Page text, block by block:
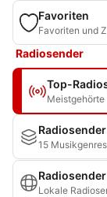
Favoriten
Favoriten und
Radiosender
Top-
Meistgehörte
15 Musikgenres
Lokale